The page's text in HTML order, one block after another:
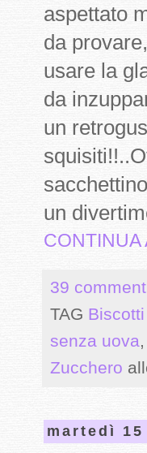
aspettato
da
usare la
da
un
un
CONTINUA
39
TAG
senza uova,
Zucchero
martedì 15